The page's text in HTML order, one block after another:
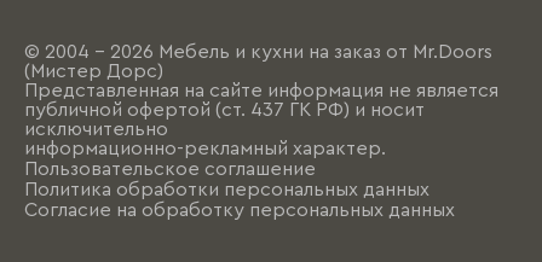
© 2004 - 2026 Мебель и кухни на заказ от Mr.Doors
(Мистер Дорс)
Представленная на сайте информация не является
публичной офертой (ст. 437 ГК РФ) и носит
исключительно
информационно-рекламный характер.
Пользовательское соглашение
Политика обработки персональных данных
Согласие на обработку персональных данных